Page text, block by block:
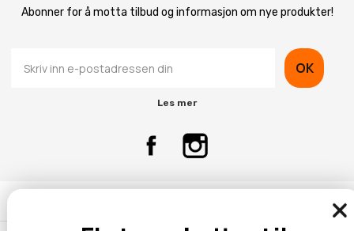
Abonner for å motta tilbud og informasjon om nye produkter!
OK
Les mer